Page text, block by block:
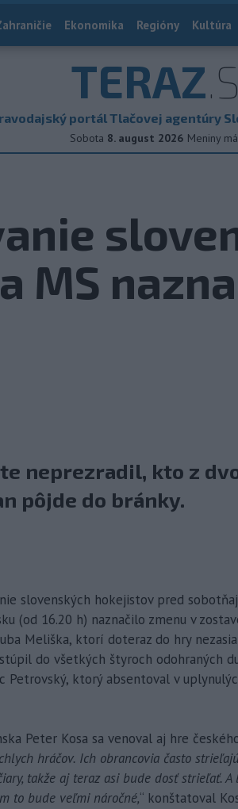
Ekonomika Regióny Kultúra
TERAZ
portál Tlačovej agentúry
Sobota 8. august 2026 Meniny má
MS
neprezradil, kto z
pôjde do bránky.
slovenských hokejistov pred
(od 16.20 h) naznačilo zmenu v
Meliška, ktorí doteraz do hry
do všetkých štyroch odohraných
Petrovský, ktorý absentoval v
Peter Kosa sa venoval aj hre
hráčov. Ich obrancovia často
takže aj teraz asi bude dosť strieľať. A
to bude veľmi náročné,“ konštatoval